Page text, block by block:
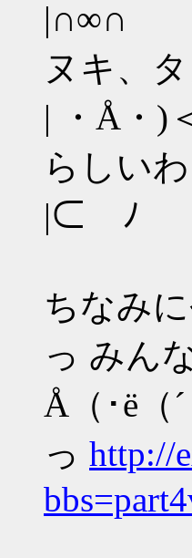
|∩∞∩ み
ヌキ、
| ・Å・)
らしいわ
|⊂ ﾉ よ
ちなみ
っ みん
Å（･ё（
っ http://